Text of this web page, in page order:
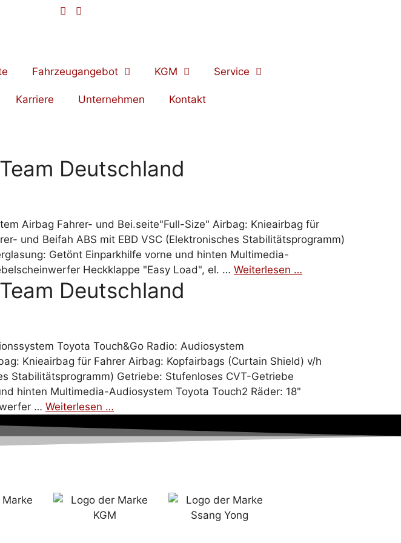
Fahrzeugangebot KGM Service
Karriere Unternehmen Kontakt
Deutschland
Airbag Fahrer- und Bei.seite"Full-Size" Airbag: Knieairbag für
und Beifah ABS mit EBD VSC (Elektronisches Stabilitätsprogramm)
Getönt Einparkhilfe vorne und hinten Multimedia-
Heckklappe "Easy Load", el. … Weiterlesen …
Deutschland
Toyota Touch&Go Radio: Audiosystem
Knieairbag für Fahrer Airbag: Kopfairbags (Curtain Shield) v/h
Stabilitätsprogramm) Getriebe: Stufenloses CVT-Getriebe
hinten Multimedia-Audiosystem Toyota Touch2 Räder: 18"
… Weiterlesen …